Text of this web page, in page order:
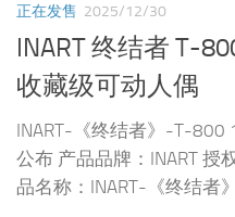
正在发售 2025/12/30
INART 终结者 T-
收藏级可动人偶
INART-《终结者》-T-800
公布 产品品牌：INART 授
品名称：INART-《终结者